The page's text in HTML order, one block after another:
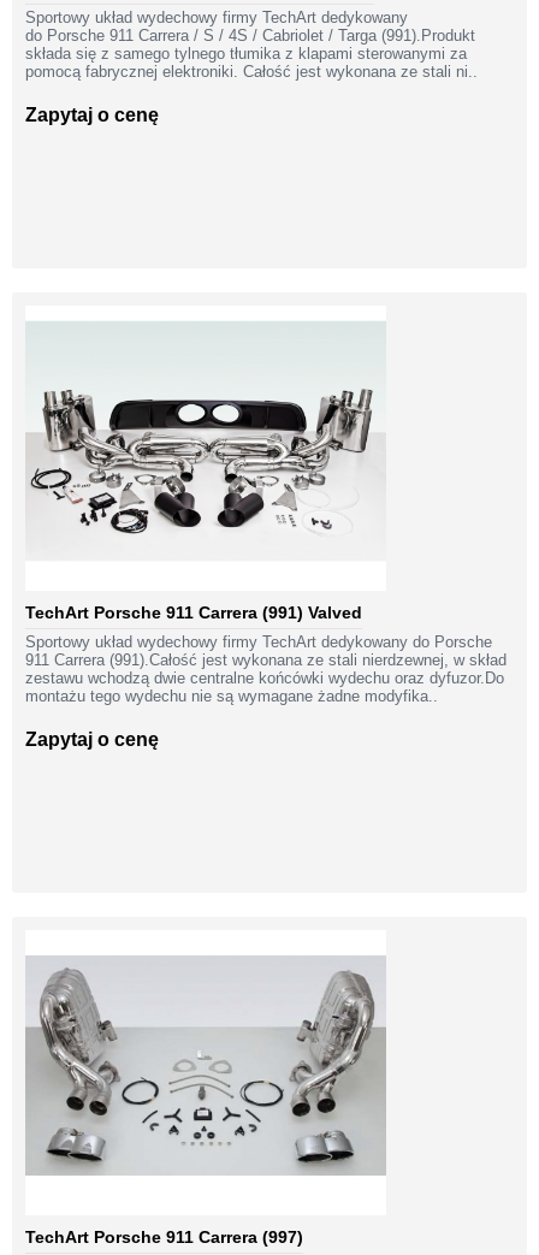
Sportowy układ wydechowy firmy TechArt dedykowany
do Porsche 911 Carrera / S / 4S / Cabriolet / Targa (991).Produkt
składa się z samego tylnego tłumika z klapami sterowanymi za
pomocą fabrycznej elektroniki. Całość jest wykonana ze stali ni..
Zapytaj o cenę
TechArt Porsche 911 Carrera (991) Valved
Sportowy układ wydechowy firmy TechArt dedykowany do Porsche
911 Carrera (991).Całość jest wykonana ze stali nierdzewnej, w skład
zestawu wchodzą dwie centralne końcówki wydechu oraz dyfuzor.Do
montażu tego wydechu nie są wymagane żadne modyfika..
Zapytaj o cenę
TechArt Porsche 911 Carrera (997)